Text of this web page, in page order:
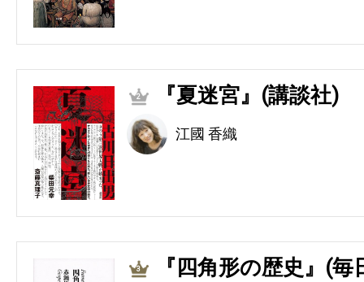
2 『夏迷宮』(講談社)
江國 香織
3 『四角形の歴史』(毎